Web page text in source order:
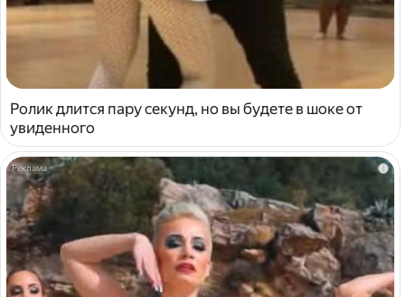
Ролик длится пару секунд, но вы будете в шоке от
увиденного
i